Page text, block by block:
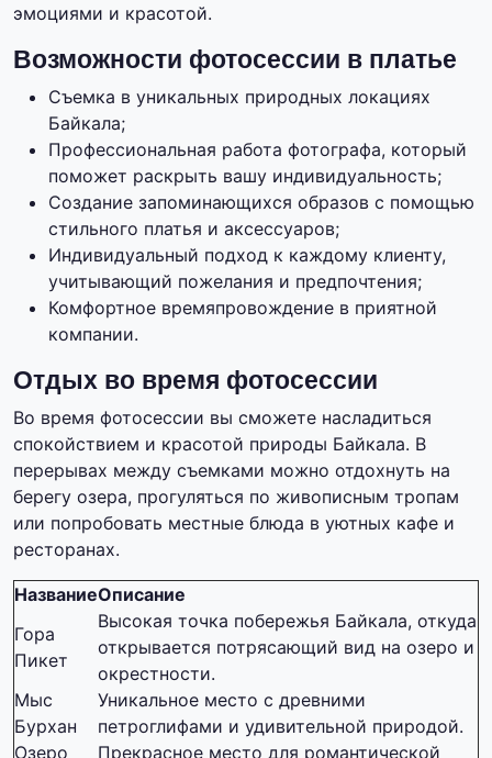
эмоциями и красотой.
Возможности фотосессии в платье
Съемка в уникальных природных локациях
Байкала;
Профессиональная работа фотографа, который
поможет раскрыть вашу индивидуальность;
Создание запоминающихся образов с помощью
стильного платья и аксессуаров;
Индивидуальный подход к каждому клиенту,
учитывающий пожелания и предпочтения;
Комфортное времяпровождение в приятной
компании.
Отдых во время фотосессии
Во время фотосессии вы сможете насладиться
спокойствием и красотой природы Байкала. В
перерывах между съемками можно отдохнуть на
берегу озера, прогуляться по живописным тропам
или попробовать местные блюда в уютных кафе и
ресторанах.
НазваниеОписание
Гора
Пикет
Высокая точка побережья Байкала, откуда
открывается потрясающий вид на озеро и
окрестности.
Мыс
Бурхан
Уникальное место с древними
петроглифами и удивительной природой.
Озеро
Прекрасное место для романтической